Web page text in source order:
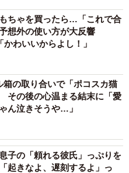
さん提供 (一部抜粋)
の反響が。
！」
コマだ···」
ですね」
返されたら大声で周りに
ちゃを買ったら…「これで合
想外の使い方が大反響
かわいいからよし！」
箱の取り合いで「ポコスカ猫
その後の心温まる結末に「愛
ん泣きそうや…」
子の「頼れる彼氏」っぷりを
起きなよ、遅刻するよ」っ